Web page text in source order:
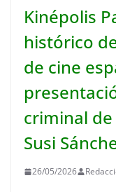
Kinépolis
histórico
de cine
criminal
Susi
26/05/2026